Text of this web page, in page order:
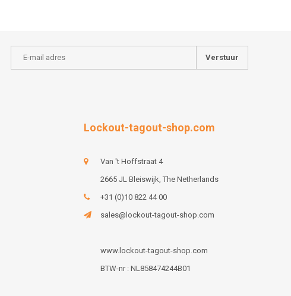
Verstuur
Lockout-tagout-shop.com
Van 't Hoffstraat 4
2665 JL Bleiswijk, The Netherlands
+31 (0)10 822 44 00
sales@lockout-tagout-shop.com
www.lockout-tagout-shop.com
BTW-nr : NL858474244B01